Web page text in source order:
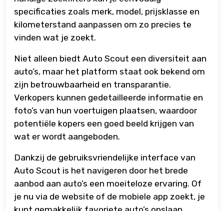
specificaties zoals merk, model, prijsklasse en
kilometerstand aanpassen om zo precies te
vinden wat je zoekt.
Niet alleen biedt Auto Scout een diversiteit aan
auto’s, maar het platform staat ook bekend om
zijn betrouwbaarheid en transparantie.
Verkopers kunnen gedetailleerde informatie en
foto’s van hun voertuigen plaatsen, waardoor
potentiële kopers een goed beeld krijgen van
wat er wordt aangeboden.
Dankzij de gebruiksvriendelijke interface van
Auto Scout is het navigeren door het brede
aanbod aan auto’s een moeiteloze ervaring. Of
je nu via de website of de mobiele app zoekt, je